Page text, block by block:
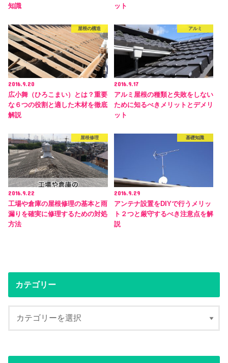
知識
ット
屋根の構造
2016.9.20
広小舞（ひろこまい）とは？重要
な６つの役割と適した木材を徹底
解説
アルミ
2016.9.17
アルミ屋根の種類と失敗をしない
ために知るべきメリットとデメリ
ット
屋根修理
2016.9.22
工場や倉庫の屋根修理の基本と雨
漏りを確実に修理するための対処
方法
基礎知識
2016.9.29
アンテナ設置をDIYで行うメリッ
ト２つと厳守するべき注意点を解
説
カテゴリー